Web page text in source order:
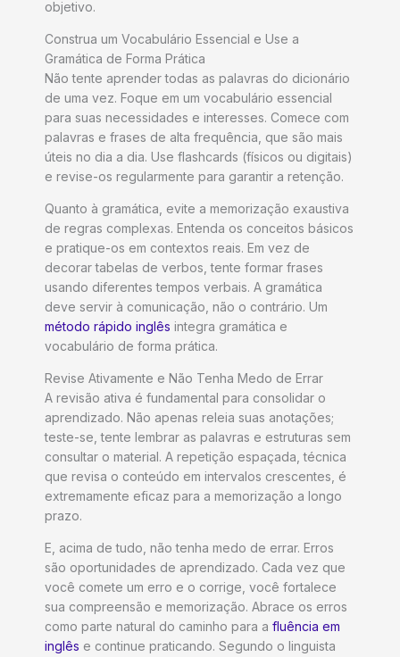
objetivo.
Construa um Vocabulário Essencial e Use a
Gramática de Forma Prática
Não tente aprender todas as palavras do dicionário
de uma vez. Foque em um vocabulário essencial
para suas necessidades e interesses. Comece com
palavras e frases de alta frequência, que são mais
úteis no dia a dia. Use flashcards (físicos ou digitais)
e revise-os regularmente para garantir a retenção.
Quanto à gramática, evite a memorização exaustiva
de regras complexas. Entenda os conceitos básicos
e pratique-os em contextos reais. Em vez de
decorar tabelas de verbos, tente formar frases
usando diferentes tempos verbais. A gramática
deve servir à comunicação, não o contrário. Um
método rápido inglês integra gramática e
vocabulário de forma prática.
Revise Ativamente e Não Tenha Medo de Errar
A revisão ativa é fundamental para consolidar o
aprendizado. Não apenas releia suas anotações;
teste-se, tente lembrar as palavras e estruturas sem
consultar o material. A repetição espaçada, técnica
que revisa o conteúdo em intervalos crescentes, é
extremamente eficaz para a memorização a longo
prazo.
E, acima de tudo, não tenha medo de errar. Erros
são oportunidades de aprendizado. Cada vez que
você comete um erro e o corrige, você fortalece
sua compreensão e memorização. Abrace os erros
como parte natural do caminho para a fluência em
inglês e continue praticando. Segundo o linguista